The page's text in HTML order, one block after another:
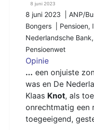
8 juni 2023
8 juni 2023 | ANP/
Bongers | Pensioen,
Nederlandsche Bank,
Pensioenwet
Opinie
... een onjuiste
was en De
Klaas Knot, als
onrechtmatig een
toegeeigend,